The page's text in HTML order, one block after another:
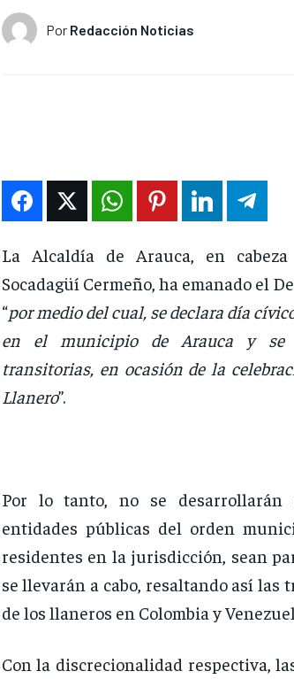
Por Redacción Noticias
La Alcaldía de Arauca, en
Socadagüí Cermeño, ha emanado el
“por medio del cual, se declara día
en el municipio de Arauca y se
transitorias, en ocasión de la
Llanero”.
Por lo tanto, no se desarrollarán
entidades públicas del orden
residentes en la jurisdicción, sean
se llevarán a cabo, resaltando así
de los llaneros en Colombia y
Con la discrecionalidad respectiva,